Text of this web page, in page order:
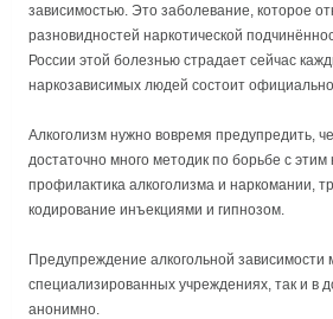
зависимостью. Это заболевание, которое
разновидностей наркотической
России этой болезнью страдает сейчас
наркозависимых людей состоит официально
Алкоголизм нужно вовремя предупредить,
достаточно много методик по борьбе с
профилактика алкоголизма и наркомании,
кодирование инъекциями и гипнозом.
Предупреждение алкогольной зависимости
специализированных учреждениях, так и в
анонимно.